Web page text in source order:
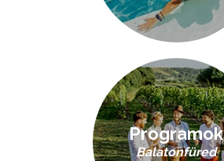
Programok
Balatonfüred